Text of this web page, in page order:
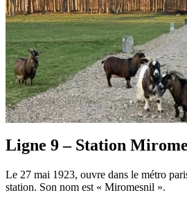
Ligne 9 – Station
Le 27 mai 1923, ouvre dans le métro
station. Son nom est « Miromesnil ».